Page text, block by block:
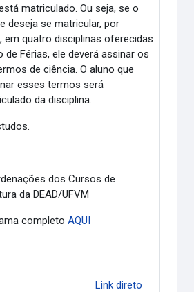
matriculado. Ou seja, se o
deseja se matricular, por
em quatro disciplinas oferecidas
de Férias, ele deverá assinar os
de ciência. O aluno que
esses termos será
da disciplina.
dos Cursos de
da DEAD/UFVM
completoAQUI
Link direto